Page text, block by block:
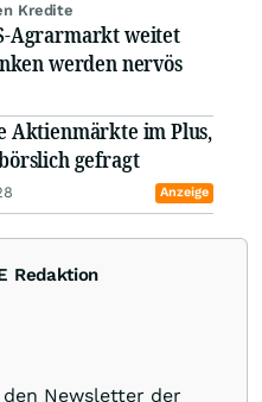
Kredite
Agrarmarkt weitet
werden nervös
Aktienmärkte im Plus,
gefragt
Anzeige
Redaktion
den Newsletter der